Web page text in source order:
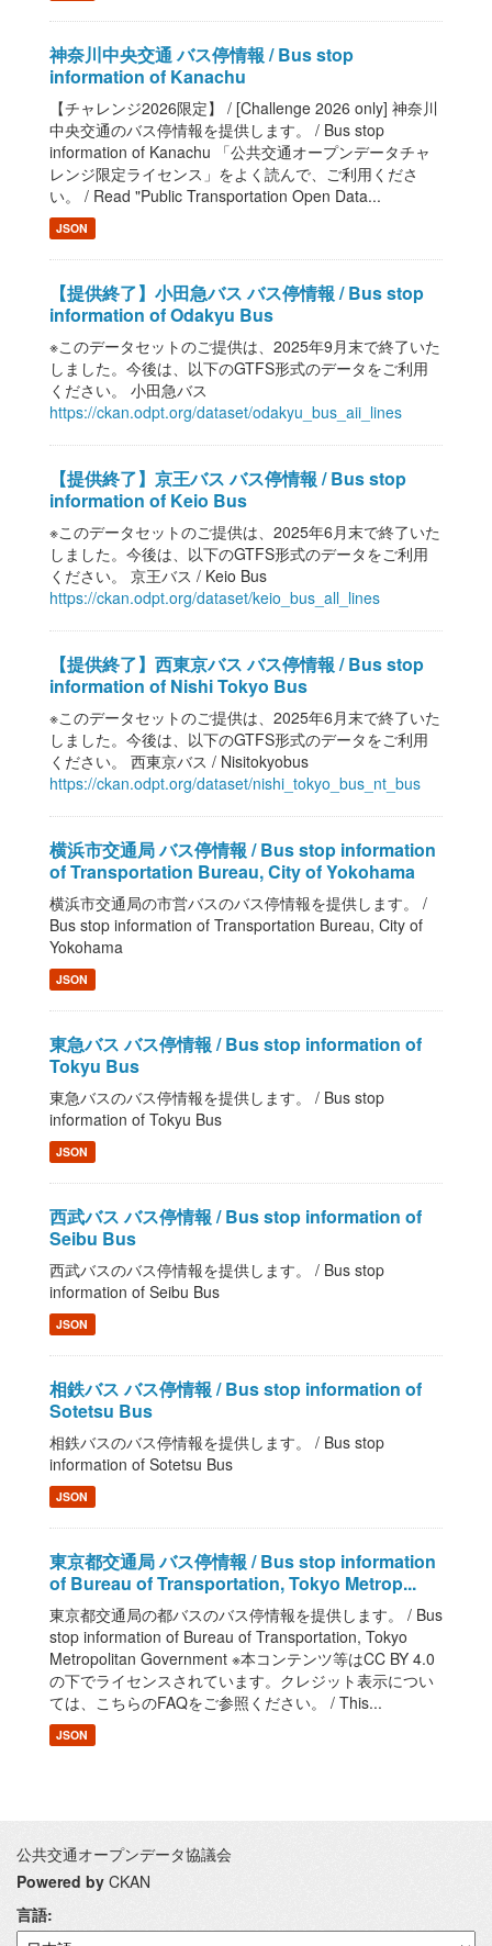
神奈川中央交通 バス停情報 / Bus stop
information of Kanachu
【チャレンジ2026限定】 / [Challenge 2026 only] 神奈川
中央交通のバス停情報を提供します。 / Bus stop
information of Kanachu 「公共交通オープンデータチャ
レンジ限定ライセンス」をよく読んで、ご利用くださ
い。 / Read "Public Transportation Open Data...
JSON
【提供終了】小田急バス バス停情報 / Bus stop
information of Odakyu Bus
※このデータセットのご提供は、2025年9月末で終了いた
しました。今後は、以下のGTFS形式のデータをご利用
ください。 小田急バス
https://ckan.odpt.org/dataset/odakyu_bus_aii_lines
【提供終了】京王バス バス停情報 / Bus stop
information of Keio Bus
※このデータセットのご提供は、2025年6月末で終了いた
しました。今後は、以下のGTFS形式のデータをご利用
ください。 京王バス / Keio Bus
https://ckan.odpt.org/dataset/keio_bus_all_lines
【提供終了】西東京バス バス停情報 / Bus stop
information of Nishi Tokyo Bus
※このデータセットのご提供は、2025年6月末で終了いた
しました。今後は、以下のGTFS形式のデータをご利用
ください。 西東京バス / Nisitokyobus
https://ckan.odpt.org/dataset/nishi_tokyo_bus_nt_bus
横浜市交通局 バス停情報 / Bus stop information
of Transportation Bureau, City of Yokohama
横浜市交通局の市営バスのバス停情報を提供します。 /
Bus stop information of Transportation Bureau, City of
Yokohama
JSON
東急バス バス停情報 / Bus stop information of
Tokyu Bus
東急バスのバス停情報を提供します。 / Bus stop
information of Tokyu Bus
JSON
西武バス バス停情報 / Bus stop information of
Seibu Bus
西武バスのバス停情報を提供します。 / Bus stop
information of Seibu Bus
JSON
相鉄バス バス停情報 / Bus stop information of
Sotetsu Bus
相鉄バスのバス停情報を提供します。 / Bus stop
information of Sotetsu Bus
JSON
東京都交通局 バス停情報 / Bus stop information
of Bureau of Transportation, Tokyo Metrop...
東京都交通局の都バスのバス停情報を提供します。 / Bus
stop information of Bureau of Transportation, Tokyo
Metropolitan Government ※本コンテンツ等はCC BY 4.0
の下でライセンスされています。クレジット表示につい
ては、こちらのFAQをご参照ください。 / This...
JSON
公共交通オープンデータ協議会
Powered by CKAN
言語